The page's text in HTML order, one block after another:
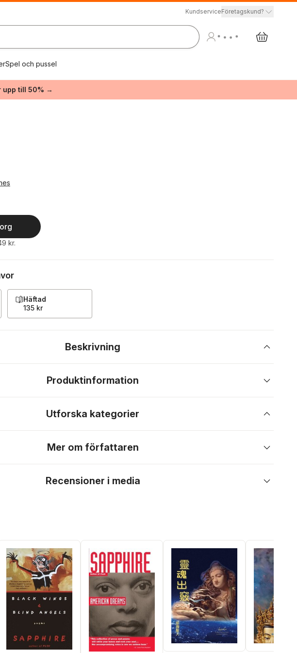
KundserviceFöretagskund?
Spel och pussel
upp till 50% →
kr.
Häftad
135 kr
Beskrivning
Produktinformation
Utforska kategorier
Mer om författaren
Recensioner i media